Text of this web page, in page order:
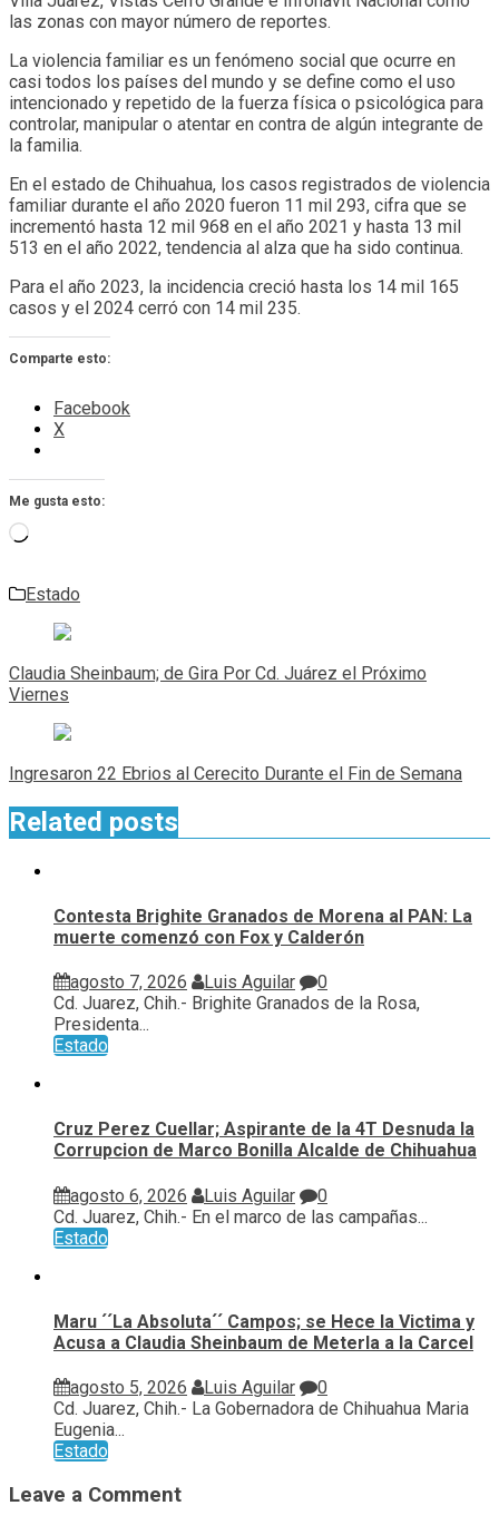
las zonas con mayor número de reportes.
La violencia familiar es un fenómeno social que ocurre en
casi todos los países del mundo y se define como el uso
intencionado y repetido de la fuerza física o psicológica para
controlar, manipular o atentar en contra de algún integrante de
la familia.
En el estado de Chihuahua, los casos registrados de violencia
familiar durante el año 2020 fueron 11 mil 293, cifra que se
incrementó hasta 12 mil 968 en el año 2021 y hasta 13 mil
513 en el año 2022, tendencia al alza que ha sido continua.
Para el año 2023, la incidencia creció hasta los 14 mil 165
casos y el 2024 cerró con 14 mil 235.
Comparte esto:
Facebook
X
Me gusta esto:
Cargando...
Estado
Navegación
de
entradas
Claudia Sheinbaum; de Gira Por Cd. Juárez el Próximo
Viernes
Ingresaron 22 Ebrios al Cerecito Durante el Fin de Semana
Related posts
Contesta Brighite Granados de Morena al PAN: La
muerte comenzó con Fox y Calderón
agosto 7, 2026 Luis Aguilar
0
Cd. Juarez, Chih.- Brighite Granados de la Rosa,
Presidenta...
Estado
Cruz Perez Cuellar; Aspirante de la 4T Desnuda la
Corrupcion de Marco Bonilla Alcalde de Chihuahua
agosto 6, 2026 Luis Aguilar
0
Cd. Juarez, Chih.- En el marco de las campañas...
Estado
Maru ´´La Absoluta´´ Campos; se Hece la Victima y
Acusa a Claudia Sheinbaum de Meterla a la Carcel
agosto 5, 2026 Luis Aguilar
0
Cd. Juarez, Chih.- La Gobernadora de Chihuahua Maria
Eugenia...
Estado
Leave a Comment